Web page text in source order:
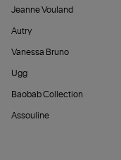
Jeanne Vouland
Autry
Vanessa Bruno
Ugg
Baobab Collection
Assouline